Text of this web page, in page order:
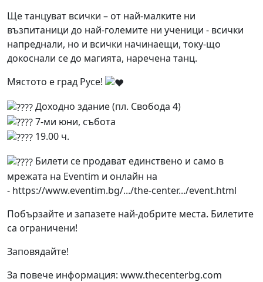
Ще танцуват всички – от най-малките ни
възпитаници до най-големите ни ученици - всички
напреднали, но и всички начинаещи, току-що
докоснали се до магията, наречена танц.
Мястото е град Русе!
Доходно здание (пл. Свобода 4)
7-ми юни, събота
19.00 ч.
Билети се продават единствено и само в
мрежата на Eventim и онлайн на
- https://www.eventim.bg/.../the-center.../event.html
Побързайте и запазете най-добрите места. Билетите
са ограничени!
Заповядайте!
За повече информация: www.thecenterbg.com